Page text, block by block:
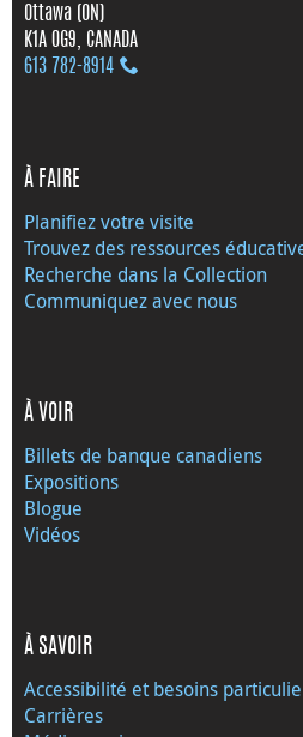
Ottawa (ON)
K1A 0G9, CANADA
613 782‑8914
À FAIRE
Planifiez votre visite
Trouvez des ressources
Recherche dans la Collection
Communiquez avec nous
À VOIR
Billets de banque canadiens
Expositions
Blogue
Vidéos
À SAVOIR
Accessibilité et besoins
Carrières